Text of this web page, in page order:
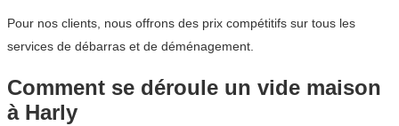
Pour nos clients, nous offrons des prix compétitifs sur tous les
services de débarras et de déménagement.
Comment se déroule un vide maison
à Harly